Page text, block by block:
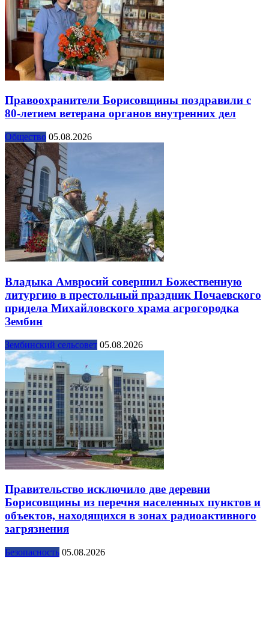
Правоохранители Борисовщины поздравили с
80-летием ветерана органов внутренних дел
Общество 05.08.2026
Владыка Амвросий совершил Божественную
литургию в престольный праздник Почаевского
придела Михайловского храма агрогородка
Зембин
Зембинский сельсовет 05.08.2026
Правительство исключило две деревни
Борисовщины из перечня населенных пунктов и
объектов, находящихся в зонах радиоактивного
загрязнения
Безопасность 05.08.2026